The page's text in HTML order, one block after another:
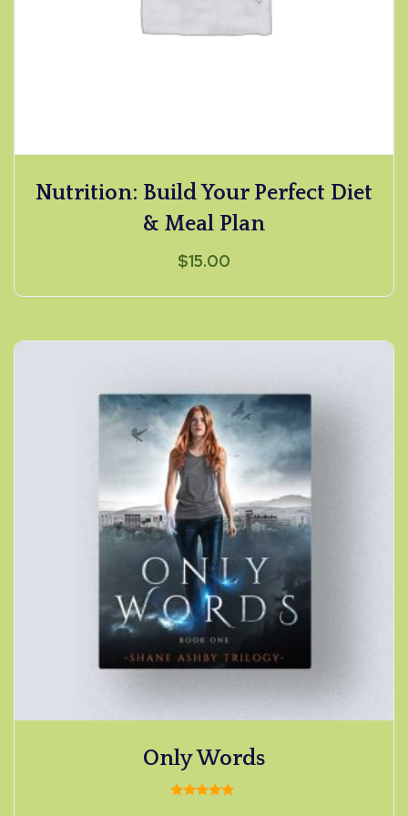
Nutrition: Build Your Perfect Diet
& Meal Plan
$15.00
Only Words